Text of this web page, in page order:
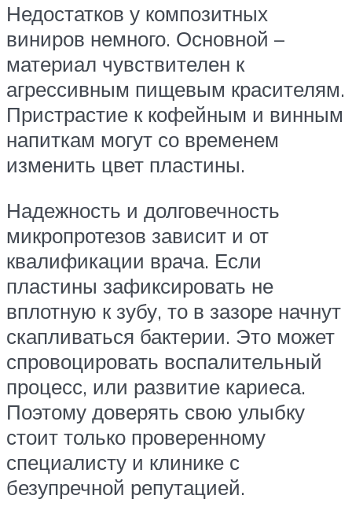
Недостатков у композитных
виниров немного. Основной –
материал чувствителен к
агрессивным пищевым красителям.
Пристрастие к кофейным и винным
напиткам могут со временем
изменить цвет пластины.
Надежность и долговечность
микропротезов зависит и от
квалификации врача. Если
пластины зафиксировать не
вплотную к зубу, то в зазоре начнут
скапливаться бактерии. Это может
спровоцировать воспалительный
процесс, или развитие кариеса.
Поэтому доверять свою улыбку
стоит только проверенному
специалисту и клинике с
безупречной репутацией.